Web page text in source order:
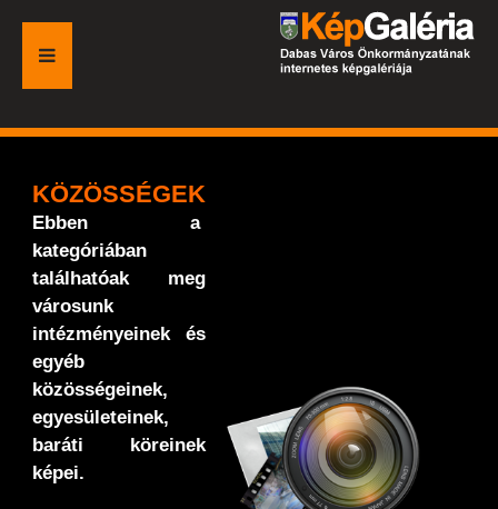
FŐOLDAL
GALÉRIA
ESEMÉNYEK
VÁROSI HONLAP
KÖZÖSSÉGEK
Ebben a
kategóriában
találhatóak meg
városunk
intézményeinek és
egyéb
közösségeinek,
egyesületeinek,
baráti köreinek
képei.